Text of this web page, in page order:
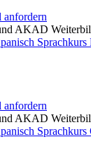
anfordern
AKAD
Sprachkurs
anfordern
AKAD
Sprachkurs